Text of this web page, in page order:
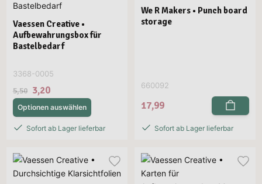
Vaessen Creative •
Aufbewahrungsbox für
Bastelbedarf
3368-0005
5,50 3,20
Optionen auswählen
Sofort ab Lager lieferbar
We R Makers • Punch board
storage
660092
17,99
Sofort ab Lager lieferbar